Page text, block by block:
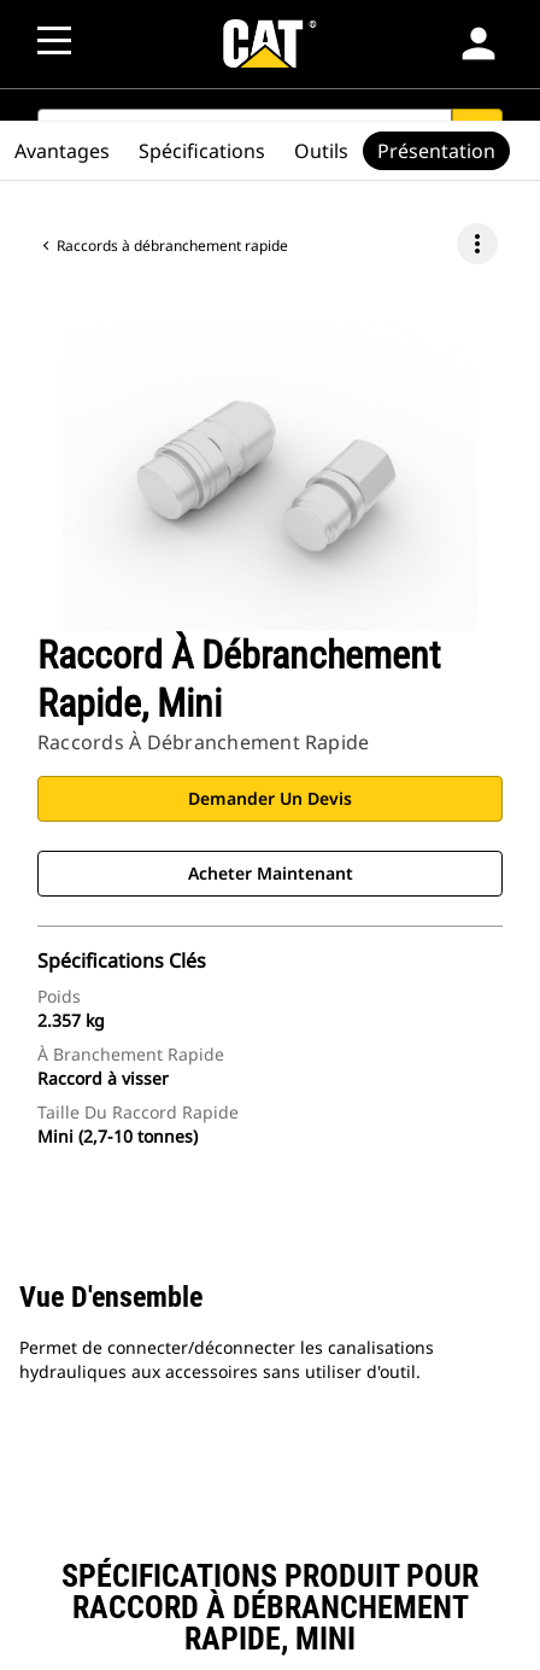
person
SEARCH search
Raccords à débranchement rapide more_vert
Raccord À Débranchement
Rapide, Mini
Raccords À Débranchement Rapide
Demander Un Devis
Acheter Maintenant
Spécifications Clés
Poids
2.357 kg
À Branchement Rapide
Raccord à visser
Taille Du Raccord Rapide
Mini (2,7-10 tonnes)
Avantages Spécifications Outils Présentation
Vue D'ensemble
Permet de connecter/déconnecter les canalisations
hydrauliques aux accessoires sans utiliser d'outil.
SPÉCIFICATIONS PRODUIT POUR
RACCORD À DÉBRANCHEMENT
RAPIDE, MINI